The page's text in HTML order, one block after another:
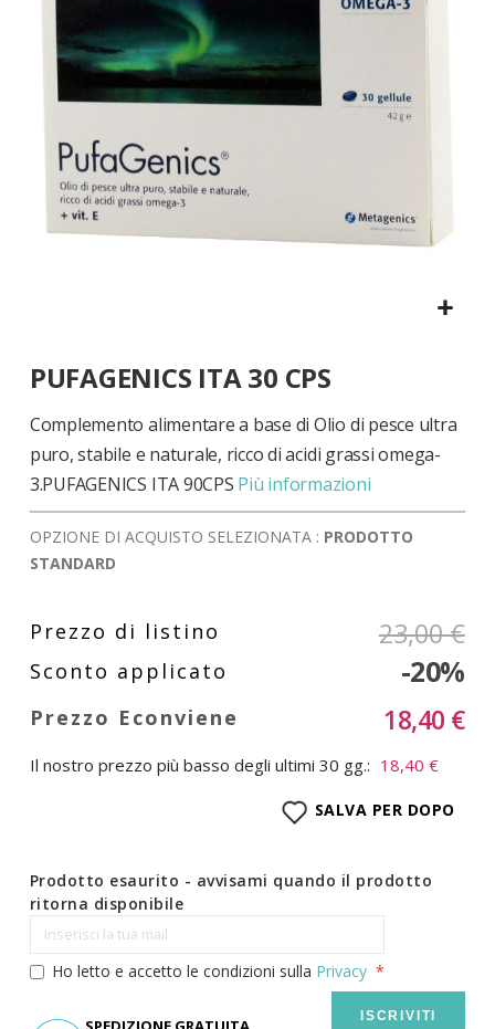
immagini
all'inizio
galleria
immagini
PUFAGENICS ITA 30 CPS
Complemento alimentare a base di Olio di pesce ultra
puro, stabile e naturale, ricco di acidi grassi omega-
3.PUFAGENICS ITA 90CPS Più informazioni
OPZIONE DI ACQUISTO SELEZIONATA : PRODOTTO
STANDARD
23,00 €
-20%
18,40 €
Il nostro prezzo più basso degli ultimi 30 gg.: 18,40 €
SALVA PER DOPO
Prodotto esaurito - avvisami quando il prodotto
ritorna disponibile
Ho letto e accetto le condizioni sulla Privacy
ISCRIVITI